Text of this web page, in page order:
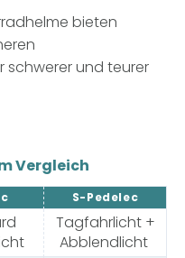
bieten
schwerer und teurer
Vergleich
S-Pedelec
Tagfahrlicht +
Abblendlicht